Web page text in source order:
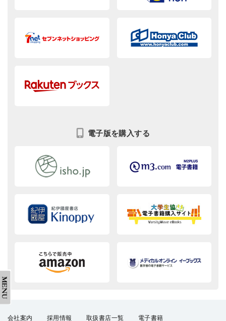
電子版を購入する
会社案内 採用情報 取扱書店一覧 電子書籍